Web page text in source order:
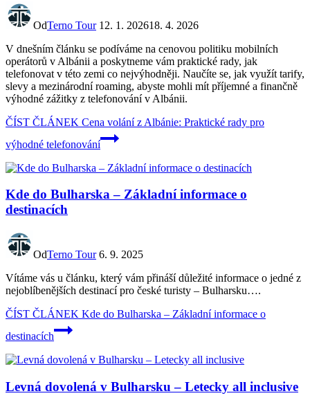
OdTerno Tour 12. 1. 202618. 4. 2026
V dnešním článku se podíváme na cenovou politiku mobilních
operátorů v Albánii a poskytneme vám praktické rady, jak
telefonovat v této zemi co nejvýhodněji. Naučíte se, jak využít tarify,
slevy a mezinárodní roaming, abyste mohli mít příjemné a finančně
výhodné zážitky z telefonování v Albánii.
ČÍST ČLÁNEK Cena volání z Albánie: Praktické rady pro
výhodné telefonování
Kde do Bulharska – Základní informace o
destinacích
OdTerno Tour 6. 9. 2025
Vítáme vás u článku, který vám přináší důležité informace o jedné z
nejoblíbenějších destinací pro české turisty – Bulharsku….
ČÍST ČLÁNEK Kde do Bulharska – Základní informace o
destinacích
Levná dovolená v Bulharsku – Letecky all inclusive